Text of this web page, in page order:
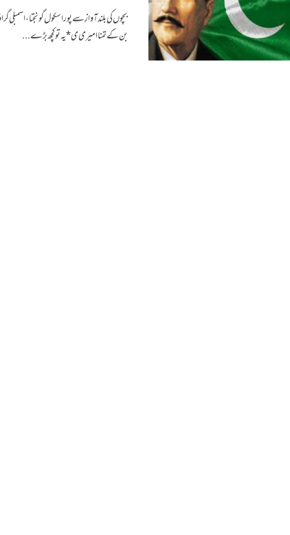
بچوں کی بلند آواز سے پورا سکول گونجتا،
بن کے تمناا میری ی * یہ تو کچھ بڑے...